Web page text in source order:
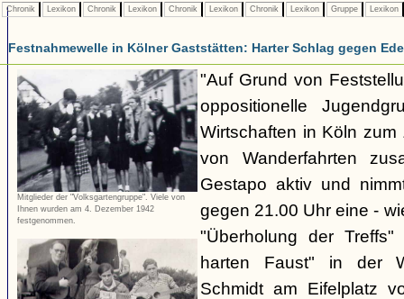
Chronik Lexikon Chronik Lexikon Chronik Lexikon Chronik Lexikon Gruppe Lexikon
Festnahmewelle in Kölner Gaststätten: Harter Schlag gegen
Mitglieder der "Volksgartengruppe". Viele von
Ihnen wurden am 4. Dezember 1942
festgenommen.
"Auf Grund von
oppositionelle
Wirtschaften in Köln
von Wanderfahrten
Gestapo aktiv und
gegen 21.00 Uhr eine -
"Überholung der
harten Faust" in der
Schmidt am Eifelplatz